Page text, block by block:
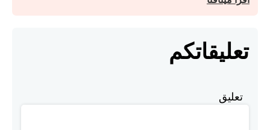
تعليقاتكم
تعليق